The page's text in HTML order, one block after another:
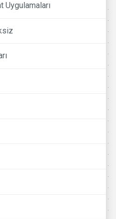
Uygulamaları